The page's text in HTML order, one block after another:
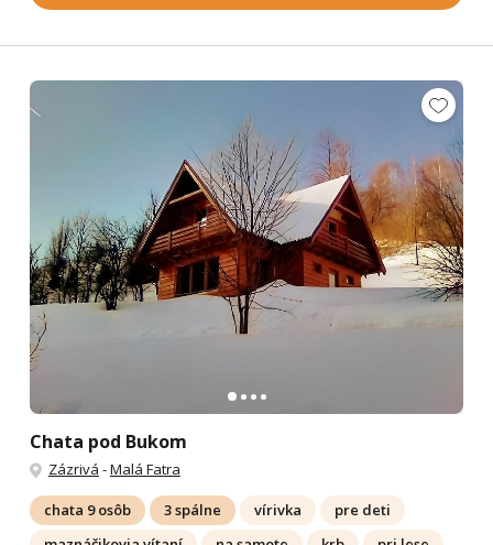
Chata pod Bukom
Zázrivá -Malá Fatra
chata 9 osôb 3 spálne vírivka
pre deti